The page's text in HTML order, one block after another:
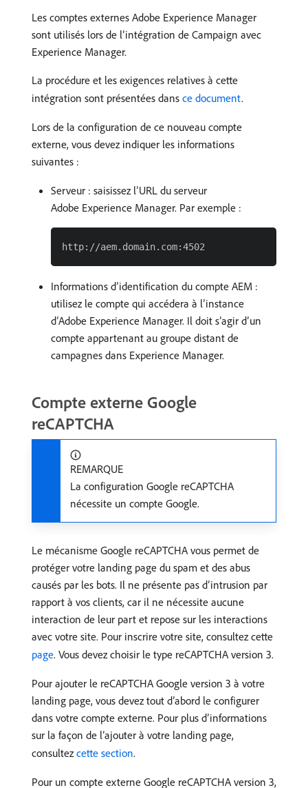
Les comptes externes Adobe Experience Manager
sont utilisés lors de l’intégration de Campaign avec
Experience Manager.
La procédure et les exigences relatives à cette
intégration sont présentées dans ce document.
Lors de la configuration de ce nouveau compte
externe, vous devez indiquer les informations
suivantes :
Serveur : saisissez l’URL du serveur
Adobe Experience Manager. Par exemple :
Informations d’identification du compte AEM :
utilisez le compte qui accédera à l’instance
d’Adobe Experience Manager. Il doit s’agir d’un
compte appartenant au groupe distant de
campagnes dans Experience Manager.
Compte externe Google
reCAPTCHA
REMARQUE
La configuration Google reCAPTCHA
nécessite un compte Google.
Le mécanisme Google reCAPTCHA vous permet de
protéger votre landing page du spam et des abus
causés par les bots. Il ne présente pas d’intrusion par
rapport à vos clients, car il ne nécessite aucune
interaction de leur part et repose sur les interactions
avec votre site. Pour inscrire votre site, consultez cette
page. Vous devez choisir le type reCAPTCHA version 3.
Pour ajouter le reCAPTCHA Google version 3 à votre
landing page, vous devez tout d’abord le configurer
dans votre compte externe. Pour plus d’informations
sur la façon de l’ajouter à votre landing page,
consultez cette section.
Pour un compte externe Google reCAPTCHA version 3,